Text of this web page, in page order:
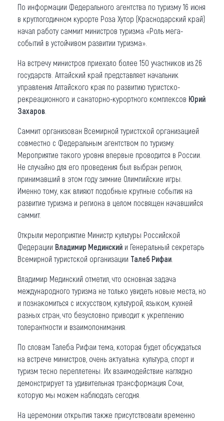
По информации Федерального агентства по туризму 16 июня
в круглогодичном курорте Роза Хутор (Краснодарский край)
начал работу саммит министров туризма «Роль мега-
событий в устойчивом развитии туризма».
На встречу министров приехало более 150 участников из 26
государств. Алтайский край представляет начальник
управления Алтайского края по развитию туристско-
рекреационного и санаторно-курортного комплексов Юрий
Захаров
Саммит организован Всемирной туристской организацией
совместно с Федеральным агентством по туризму.
Мероприятие такого уровня впервые проводится в России.
Не случайно для его проведения был выбран регион,
принимавший в этом году зимние Олимпийские игры.
Именно тому, как влияют подобные крупные события на
развитие туризма и региона в целом посвящен начавшийся
саммит.
Открыли мероприятие Министр культуры Российской
Федерации Владимир Мединский и Генеральный секретарь
Всемирной туристской организации Талеб Рифаи
Владимир Мединский отметил, что основная задача
международного туризма не только увидеть новые места, но
и познакомиться с искусством, культурой, языком, кухней
разных стран, что безусловно приводит к укреплению
толерантности и взаимопонимания.
По словам Талеба Рифаи тема, которая будет обсуждаться
на встрече министров, очень актуальна: культура, спорт и
туризм тесно переплетены. Их взаимодействие наглядно
демонстрирует та удивительная трансформация Сочи,
которую мы можем наблюдать сегодня.
На церемонии открытия также присутствовали временно